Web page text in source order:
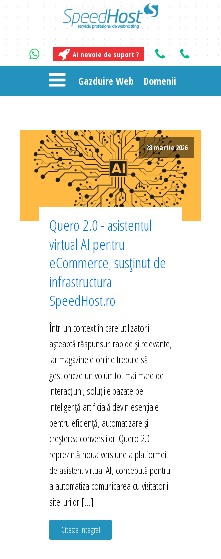
Ai nevoie de suport ?
Gazduire Web Domenii
28 martie 2026
Quero 2.0 - asistentul
virtual AI pentru
eCommerce, susținut de
infrastructura
SpeedHost.ro
Într-un context în care utilizatorii
așteaptă răspunsuri rapide și relevante,
iar magazinele online trebuie să
gestioneze un volum tot mai mare de
interacțiuni, soluțiile bazate pe
inteligență artificială devin esențiale
pentru eficiență, automatizare și
creșterea conversiilor. Quero 2.0
reprezintă noua versiune a platformei
de asistent virtual AI, concepută pentru
a automatiza comunicarea cu vizitatorii
site-urilor […]
Citeste integral